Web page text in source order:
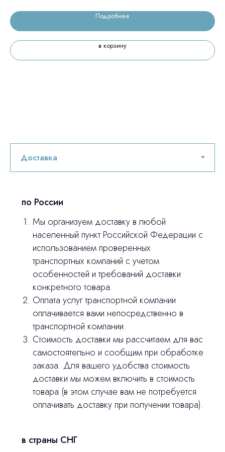
Подробнее
в корзину
по России
Мы организуем доставку в любой
населенный пункт Российской Федерации с
использованием проверенных
транспортных компаний с учетом
особенностей и требований доставки
конкретного товара.
Оплата услуг транспортной компании
оплачивается вами непосредственно в
транспортной компании.
Стоимость доставки мы рассчитаем для вас
самостоятельно и сообщим при обработке
заказа. Для вашего удобства стоимость
доставки мы можем включить в стоимость
товара (в этом случае вам не потребуется
оплачивать доставку при получении товара).
в страны СНГ
Остались вопросы
оставьте контакты, мы свяжемся и
ответим на все вопросы
© 2024 ЛС Дентал Групп
Главная
Продукция
Оплата и доставка